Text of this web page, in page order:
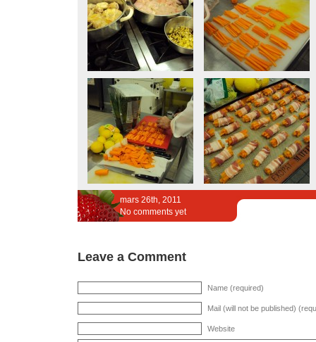
mars 26th, 2011
No comments yet
Leave a Comment
Name (required)
Mail (will not be published)
Website